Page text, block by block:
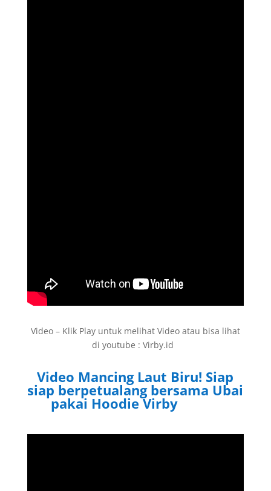
Video – Klik Play untuk melihat Video atau bisa lihat
di youtube : Virby.id
Video Mancing Laut Biru! Siap
siap berpetualang bersama Ubai
pakai Hoodie Virby